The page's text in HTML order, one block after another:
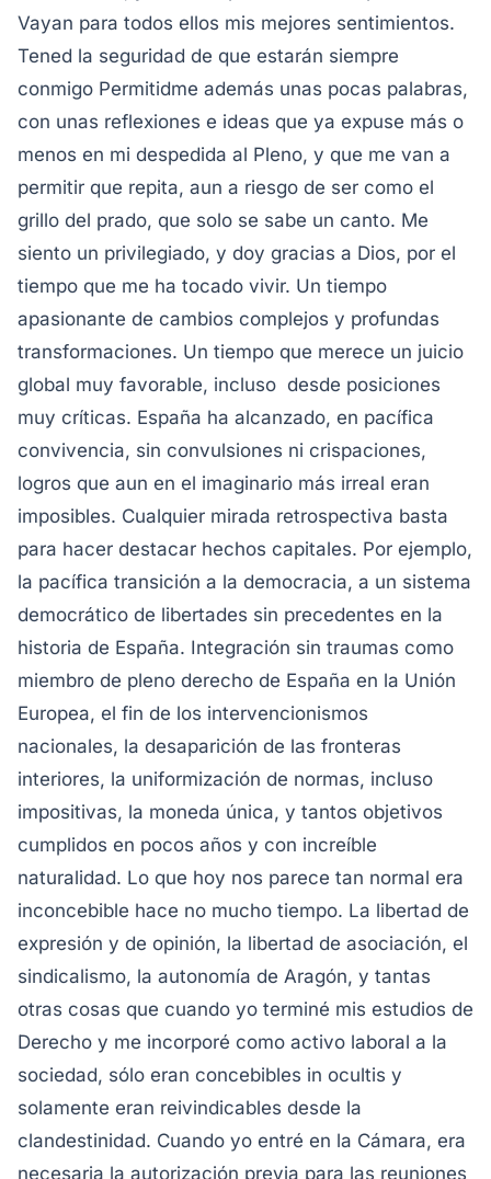
Vayan para todos ellos mis mejores sentimientos.
Tened la seguridad de que estarán siempre
conmigo Permitidme además unas pocas palabras,
con unas reflexiones e ideas que ya expuse más o
menos en mi despedida al Pleno, y que me van a
permitir que repita, aun a riesgo de ser como el
grillo del prado, que solo se sabe un canto. Me
siento un privilegiado, y doy gracias a Dios, por el
tiempo que me ha tocado vivir. Un tiempo
apasionante de cambios complejos y profundas
transformaciones. Un tiempo que merece un juicio
global muy favorable, incluso desde posiciones
muy críticas. España ha alcanzado, en pacífica
convivencia, sin convulsiones ni crispaciones,
logros que aun en el imaginario más irreal eran
imposibles. Cualquier mirada retrospectiva basta
para hacer destacar hechos capitales. Por ejemplo,
la pacífica transición a la democracia, a un sistema
democrático de libertades sin precedentes en la
historia de España. Integración sin traumas como
miembro de pleno derecho de España en la Unión
Europea, el fin de los intervencionismos
nacionales, la desaparición de las fronteras
interiores, la uniformización de normas, incluso
impositivas, la moneda única, y tantos objetivos
cumplidos en pocos años y con increíble
naturalidad. Lo que hoy nos parece tan normal era
inconcebible hace no mucho tiempo. La libertad de
expresión y de opinión, la libertad de asociación, el
sindicalismo, la autonomía de Aragón, y tantas
otras cosas que cuando yo terminé mis estudios de
Derecho y me incorporé como activo laboral a la
sociedad, sólo eran concebibles in ocultis y
solamente eran reivindicables desde la
clandestinidad. Cuando yo entré en la Cámara, era
necesaria la autorización previa para las reuniones